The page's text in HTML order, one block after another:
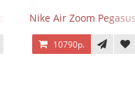
BlackNike Air Zoom
10790р.